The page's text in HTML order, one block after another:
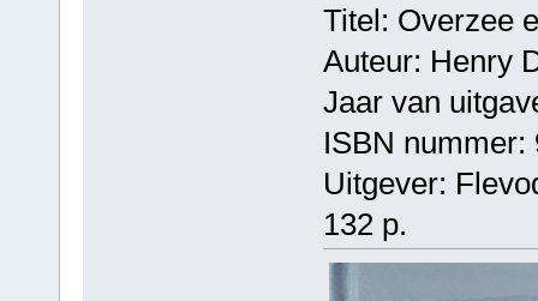
Titel: Overzee
Auteur: Henry
Jaar van
ISBN nummer:
Uitgever:
132 p.